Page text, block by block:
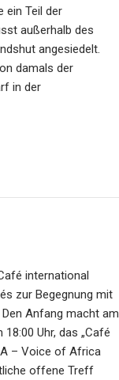
ein Teil der
außerhalb des
angesiedelt.
damals der
in der
international
zur Begegnung mit
Anfang macht am
Uhr, das „Café
– Voice of Africa
offene Treff